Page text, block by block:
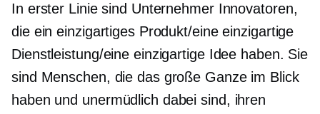
In erster Linie sind Unternehmer Innovatoren,
die ein einzigartiges Produkt/eine einzigartige
Dienstleistung/eine einzigartige Idee haben. Sie
sind Menschen, die das große Ganze im Blick
haben und unermüdlich dabei sind, ihren